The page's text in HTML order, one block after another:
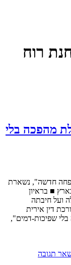
רוח
מהפכה בלי
חדשה", נשארת
■ בראיון
ועל חיבתה
דין אירית
בלי שפיכות-דמים",
תגובה